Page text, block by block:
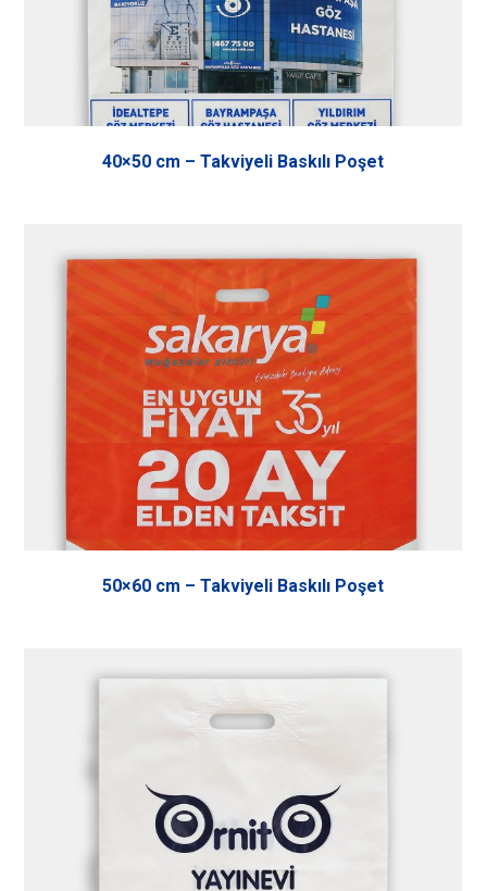
40×50 cm – Takviyeli Baskılı Poşet
50×60 cm – Takviyeli Baskılı Poşet